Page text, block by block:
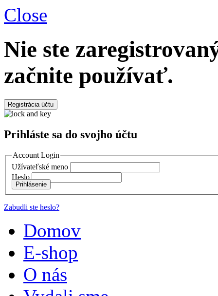
Close
Nie ste
začnite používať.
Registrácia účtu
Prihláste sa do svojho účtu
Account Login
Užívateľské meno
Heslo
Prihlásenie
Zabudli ste heslo?
Domov
E-shop
O nás